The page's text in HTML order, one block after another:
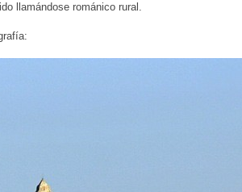
llamándose románico rural.